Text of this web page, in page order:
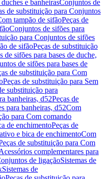
e banheirasConjuntos de
de substituição para Conjuntos
tampão de sifãoPeças de
Conjuntos de sifões para
para Conjuntos de sifões
de sifãoPeças de substituição
de sifões para bases de duche,
de sifões para bases de
de substituição para Com
Peças de substituição para Sem
substituição para
banheiras, d52Peças de
para banheiras, d52Com
para Com comando
de enchimentoPeças de
e bica de enchimentoCom
de substituição para Com
complementares para
de ligaçãoSistemas de
Sistemas de